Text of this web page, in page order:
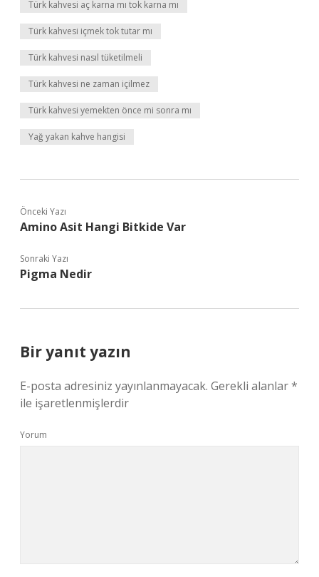
Türk kahvesi aç karna mı tok karna mı
Türk kahvesi içmek tok tutar mı
Türk kahvesi nasıl tüketilmeli
Türk kahvesi ne zaman içilmez
Türk kahvesi yemekten önce mi sonra mı
Yağ yakan kahve hangisi
Önceki Yazı
Amino Asit Hangi Bitkide Var
Sonraki Yazı
Pigma Nedir
Bir yanıt yazın
E-posta adresiniz yayınlanmayacak. Gerekli alanlar*
ile işaretlenmişlerdir
Yorum